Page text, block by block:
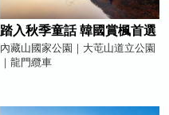
踏入秋季童話 韓國賞楓首選
內藏山國家公園｜大芚山道立公園
｜龍門纜車